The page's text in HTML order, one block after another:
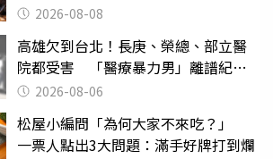
2026-08-08
高雄欠到台北！長庚、榮總、部立醫
院都受害 「醫療暴力男」離譜紀錄
曝光2026-08-06
松屋小編問「為何大家不來吃？」
一票人點出3大問題：滿手好牌打到爛